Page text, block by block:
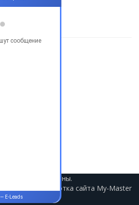
18500$
права защищены.
Разработка сайта My-Master